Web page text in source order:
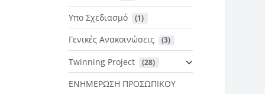
Υπο Σχεδιασμό (1)
Γενικές Ανακοινώσεις (3)
Twinning Project (28)
ΕΝΗΜΕΡΩΣΗ ΠΡΟΣΩΠΙΚΟΥ